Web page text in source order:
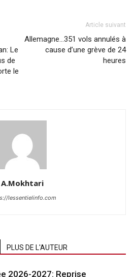
Le
de
le
Article suivant
Allemagne…351 vols annulés à
cause d’une grève de 24
heures
A.Mokhtari
lessentielinfo.com
PLUS DE L'AUTEUR
2026-2027: Reprise